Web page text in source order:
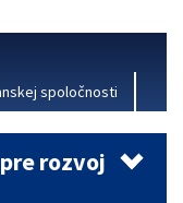
spoločnosti
rozvoj